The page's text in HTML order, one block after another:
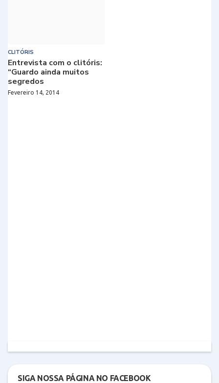
CLITÓRIS
Entrevista com o clitóris:
“Guardo ainda muitos
segredos
Fevereiro 14, 2014
SIGA NOSSA PÁGINA NO FACEBOOK